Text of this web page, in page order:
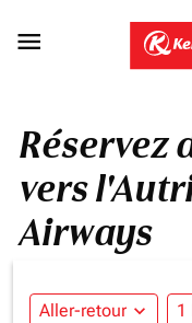

Réservez
vers
Airways
Aller-retour expand_more 1